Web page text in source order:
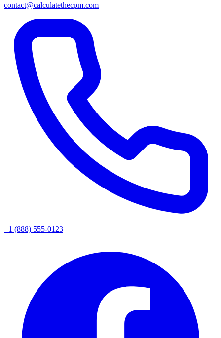
contact@calculatethecpm.com
+1 (888) 555-0123